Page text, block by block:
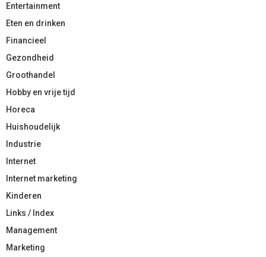
Entertainment
Eten en drinken
Financieel
Gezondheid
Groothandel
Hobby en vrije tijd
Horeca
Huishoudelijk
Industrie
Internet
Internet marketing
Kinderen
Links / Index
Management
Marketing